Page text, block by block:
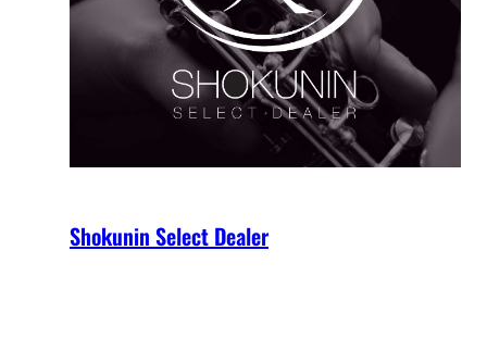
Shokunin Select Dealer